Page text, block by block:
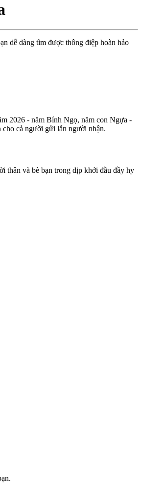
dễ dàng tìm được thông điệp hoàn hảo
2026 - năm Bính Ngọ, năm con Ngựa -
cho cả người gửi lẫn người nhận.
thân và bè bạn trong dịp khởi đầu đầy hy